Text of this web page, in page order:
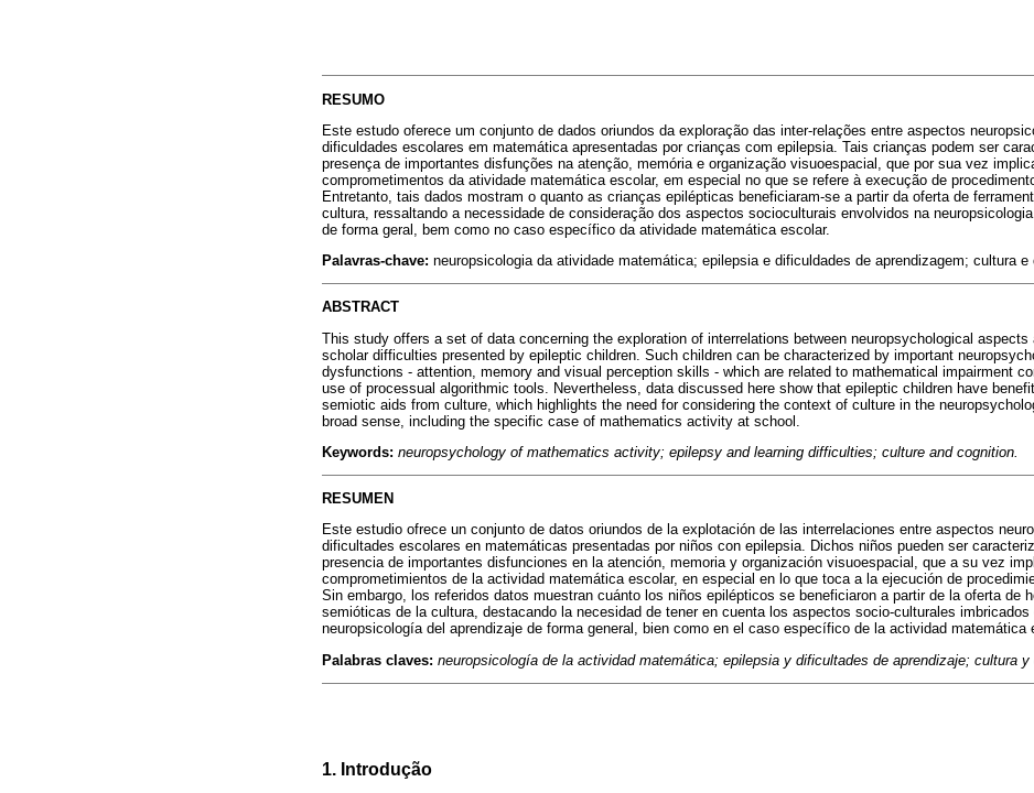
RESUMO
Este estudo oferece um conjunto de dados oriundos da exploração das inter-relações entre aspectos
dificuldades escolares em matemática apresentadas por crianças com epilepsia. Tais crianças podem ser
presença de importantes disfunções na atenção, memória e organização visuoespacial, que por sua vez
comprometimentos da atividade matemática escolar, em especial no que se refere à execução de
Entretanto, tais dados mostram o quanto as crianças epilépticas beneficiaram-se a partir da oferta de
cultura, ressaltando a necessidade de consideração dos aspectos socioculturais envolvidos na
de forma geral, bem como no caso específico da atividade matemática escolar.
Palavras-chave: neuropsicologia da atividade matemática; epilepsia e dificuldades de aprendizagem; cultura e
ABSTRACT
This study offers a set of data concerning the exploration of interrelations between neuropsychological aspects
scholar difficulties presented by epileptic children. Such children can be characterized by important
dysfunctions - attention, memory and visual perception skills - which are related to mathematical impairment
use of processual algorithmic tools. Nevertheless, data discussed here show that epileptic children have
semiotic aids from culture, which highlights the need for considering the context of culture in the
broad sense, including the specific case of mathematics activity at school.
Keywords: neuropsychology of mathematics activity; epilepsy and learning difficulties; culture and cognition.
RESUMEN
Este estudio ofrece un conjunto de datos oriundos de la explotación de las interrelaciones entre aspectos
dificultades escolares en matemáticas presentadas por niños con epilepsia. Dichos niños pueden ser
presencia de importantes disfunciones en la atención, memoria y organización visuoespacial, que a su vez
comprometimientos de la actividad matemática escolar, en especial en lo que toca a la ejecución de
Sin embargo, los referidos datos muestran cuánto los niños epilépticos se beneficiaron a partir de la oferta de
semióticas de la cultura, destacando la necesidad de tener en cuenta los aspectos socio-culturales imbricados
neuropsicología del aprendizaje de forma general, bien como en el caso específico de la actividad matemática
Palabras claves: neuropsicología de la actividad matemática; epilepsia y dificultades de aprendizaje; cultura y
1. Introdução